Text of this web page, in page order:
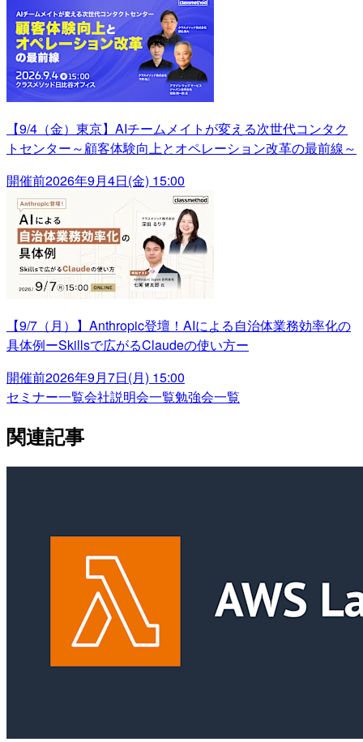
【9/4（金）東京】AIチームメイトが変える次世代コンタク
トセンター～顧客体験向上とオペレーション改革の最前線～
開催前2026年9月4日(金) 15:00
【9/7（月）】Anthropic登壇！AIによる自治体業務効率化の
具体例ーSkillsで広がるClaudeの使い方ー
開催前2026年9月7日(月) 15:00
セミナー一覧会社説明会一覧勉強会一覧
関連記事